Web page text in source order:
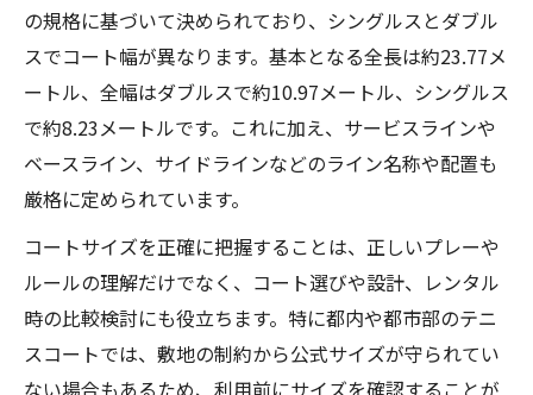
の規格に基づいて決められており、シングルスとダブル
スでコート幅が異なります。基本となる全長は約23.77メ
ートル、全幅はダブルスで約10.97メートル、シングルス
で約8.23メートルです。これに加え、サービスラインや
ベースライン、サイドラインなどのライン名称や配置も
厳格に定められています。
コートサイズを正確に把握することは、正しいプレーや
ルールの理解だけでなく、コート選びや設計、レンタル
時の比較検討にも役立ちます。特に都内や都市部のテニ
スコートでは、敷地の制約から公式サイズが守られてい
ない場合もあるため、利用前にサイズを確認することが